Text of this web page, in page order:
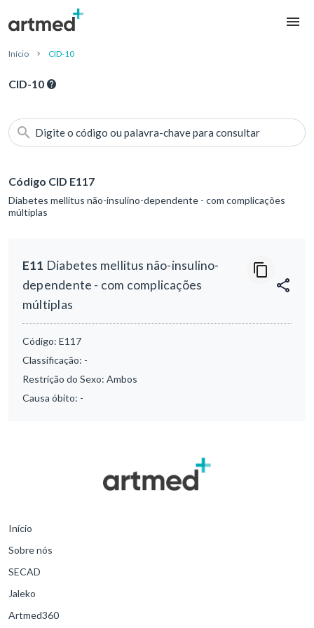
Início CID-10
CID-10
Digite o código ou palavra-chave para consultar
Código CID E117
Diabetes mellitus não-insulino-dependente - com complicações
múltiplas
E11 Diabetes mellitus não-insulino-
dependente - com complicações
múltiplas
Código: E117
Classificação: -
Restrição do Sexo: Ambos
Causa óbito: -
Início
Sobre nós
SECAD
Jaleko
Artmed360